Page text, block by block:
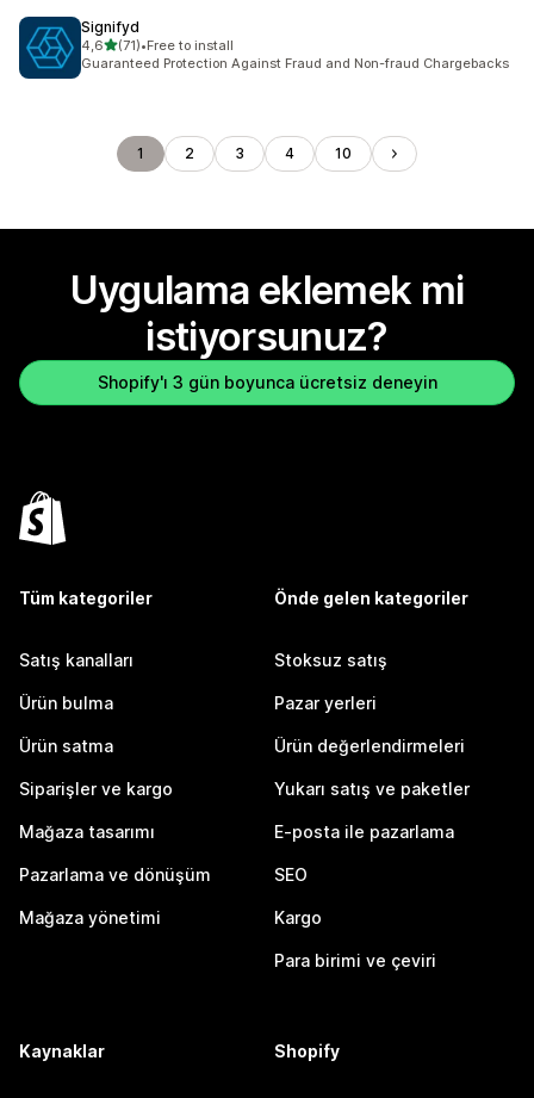
Signifyd
4,65 yıldız üzerinden
(71)
toplam 71 değerlendirme
•Free to install
Guaranteed Protection Against Fraud and Non-fraud Chargebacks
1 2 3 4 10
Uygulama eklemek mi
istiyorsunuz?
Shopify'ı 3 gün boyunca ücretsiz deneyin
Tüm kategoriler
Satış kanalları
Ürün bulma
Ürün satma
Siparişler ve kargo
Mağaza tasarımı
Pazarlama ve dönüşüm
Mağaza yönetimi
Önde gelen kategoriler
Stoksuz satış
Pazar yerleri
Ürün değerlendirmeleri
Yukarı satış ve paketler
E-posta ile pazarlama
SEO
Kargo
Para birimi ve çeviri
Kaynaklar Shopify